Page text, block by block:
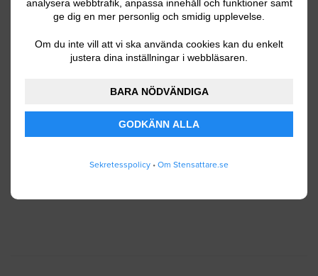
analysera webbtrafik, anpassa innehåll och funktioner samt
ge dig en mer personlig och smidig upplevelse.
Om du inte vill att vi ska använda cookies kan du enkelt
justera dina inställningar i webbläsaren.
BARA NÖDVÄNDIGA
GODKÄNN ALLA
Sekretesspolicy • Om Stensattare.se
använder mina personuppgifter enligt
SKICKA IN